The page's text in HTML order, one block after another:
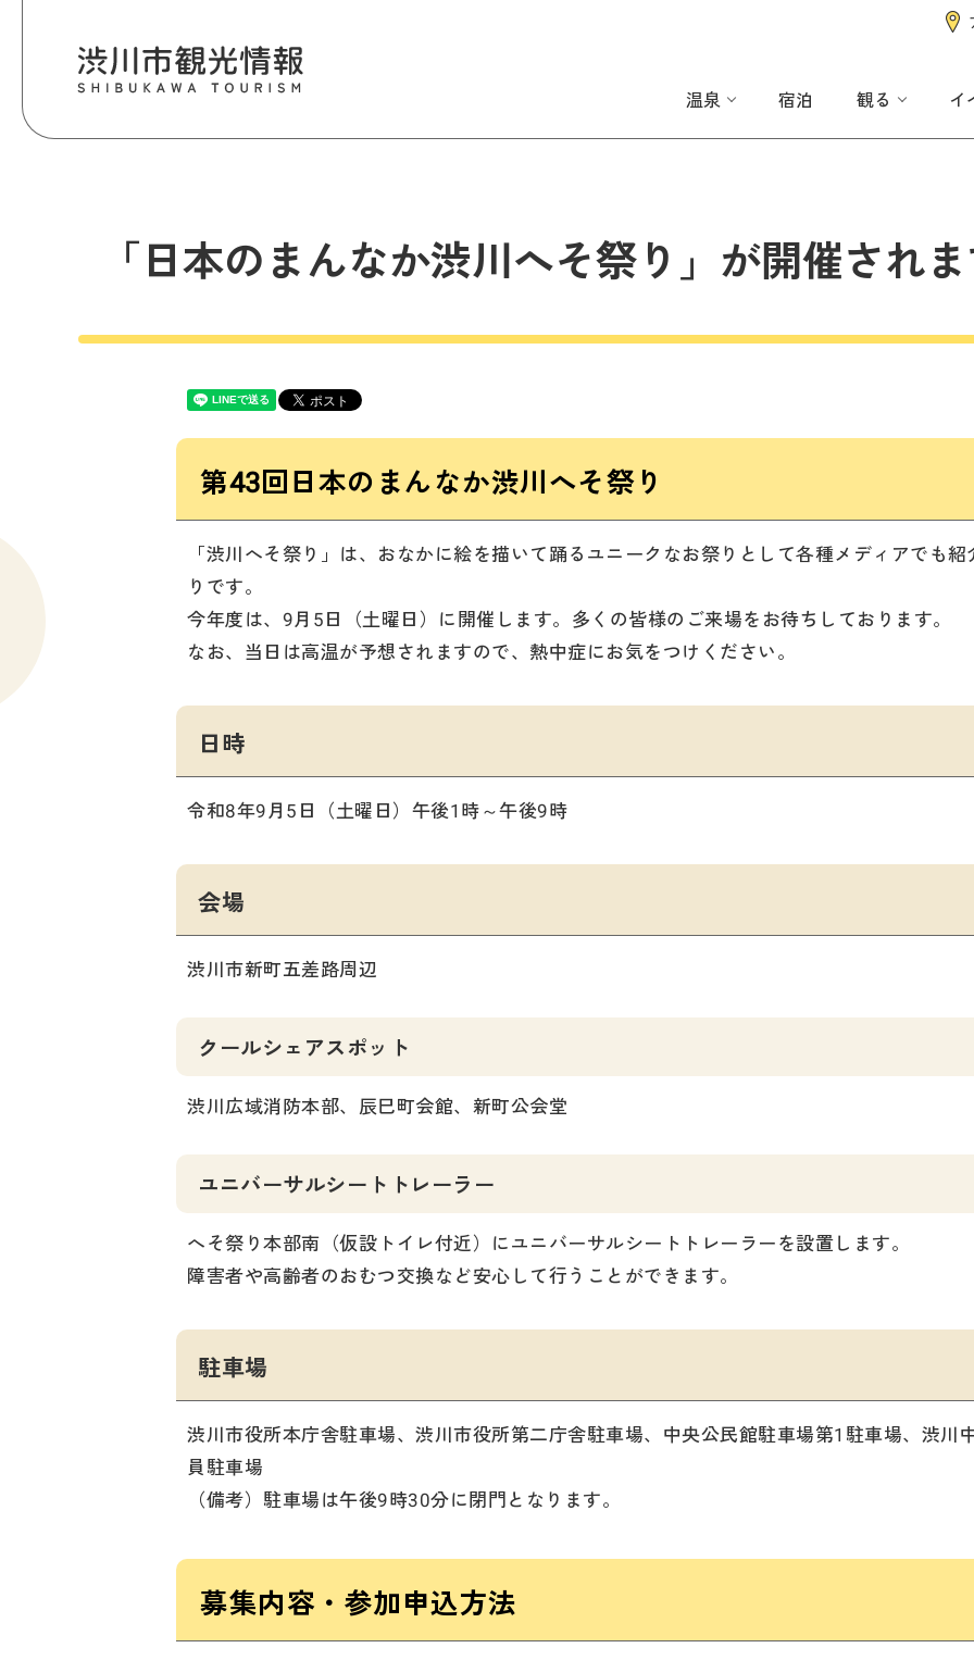
温泉 宿泊 観る イ
「日本のまんなか渋川へそ祭り」が開催され
第43回日本のまんなか渋川へそ祭り
「渋川へそ祭り」は、おなかに絵を描いて踊るユニークなお祭りとして各種メディアでも
りです。
今年度は、9月5日（土曜日）に開催します。多くの皆様のご来場をお待ちしております。
なお、当日は高温が予想されますので、熱中症にお気をつけください。
日時
令和8年9月5日（土曜日）午後1時～午後9時
会場
渋川市新町五差路周辺
クールシェアスポット
渋川広域消防本部、辰巳町会館、新町公会堂
ユニバーサルシートトレーラー
へそ祭り本部南（仮設トイレ付近）にユニバーサルシートトレーラーを設置します。
障害者や高齢者のおむつ交換など安心して行うことができます。
駐車場
渋川市役所本庁舎駐車場、渋川市役所第二庁舎駐車場、中央公民館駐車場第1駐車場、渋川
員駐車場
（備考）駐車場は午後9時30分に閉門となります。
募集内容・参加申込方法